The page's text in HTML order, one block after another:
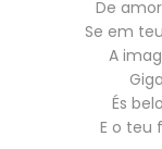
De
Se em
A
És
E o teu